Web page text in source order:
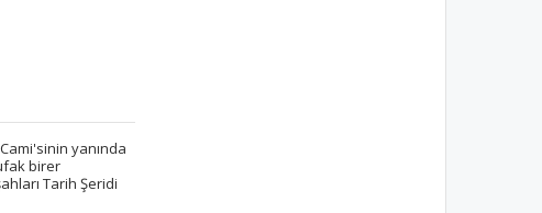
yanında
birer
Tarih Şeridi